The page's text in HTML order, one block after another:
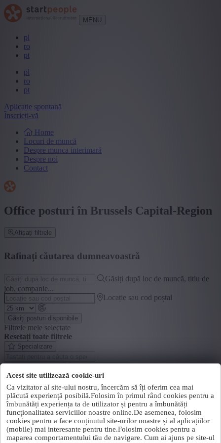
Acest site utilizează cookie-uri
Ca vizitator al site-ului nostru, încercăm să îți oferim cea mai
plăcută experiență posibilă.Folosim în primul rând cookies pentru a
îmbunătăți experiența ta de utilizator și pentru a îmbunătăți
funcționalitatea serviciilor noastre online.De asemenea, folosim
cookies pentru a face conținutul site-urilor noastre și al aplicațiilor
(mobile) mai interesante pentru tine.Folosim cookies pentru a
maparea comportamentului tău de navigare. Cum ai ajuns pe site-ul
MENU
pl
ro
pt
pl
ro
pt
Aplicație spontană
Înscrieți-vă
Home
Locuri de muncă
Despre munca interimară
Despre noi
Contact
Office posturi în Brussels Capital-Region
Afișați filtrele
Rafinați căutarea dumneavoastră
Găsiți după loc de muncă, titlu de
job, companie...
Locație sau cod poștal
Găsiți posturi disponibile
Filtrele mele selectate
Resetați toate filtrele
Specializare
Segment
+ Afișați mai mult
- Afișați mai puțin
Județ
+ Afișați mai mult
- Afișați mai puțin
Sector